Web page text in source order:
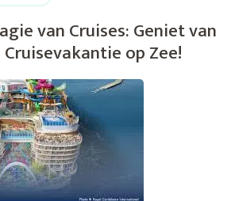
Jouw
Reis
van Cruises: Geniet van
Cruisevakantie op Zee!